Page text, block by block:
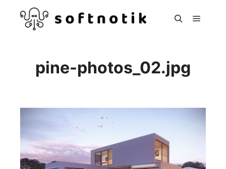
pine-photos_02.jpg